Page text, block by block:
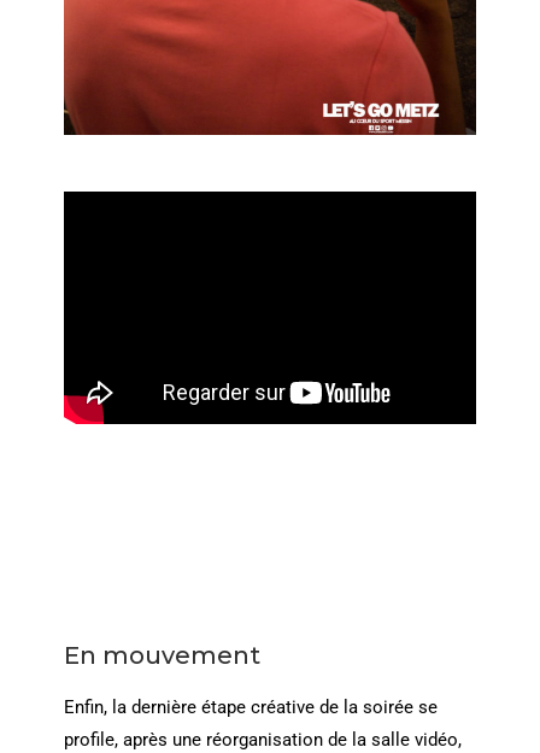
En mouvement
Enfin, la dernière étape créative de la soirée se
profile, après une réorganisation de la salle vidéo,